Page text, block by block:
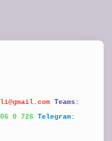
Teams:
0 726 Telegram: